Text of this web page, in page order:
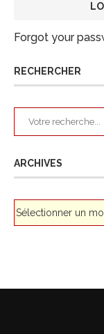
Forgot your
RECHERCHER
ARCHIVES